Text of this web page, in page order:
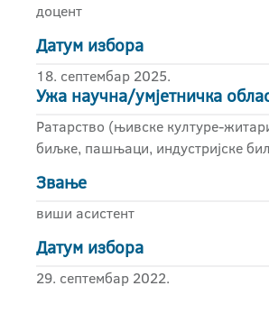
доцент
Датум избора
18. септембар 2025.
Ужа научна/умјетничка
Ратарство (њивске културе-
биљке, пашњаци, индустријске
Звање
виши асистент
Датум избора
29. септембар 2022.